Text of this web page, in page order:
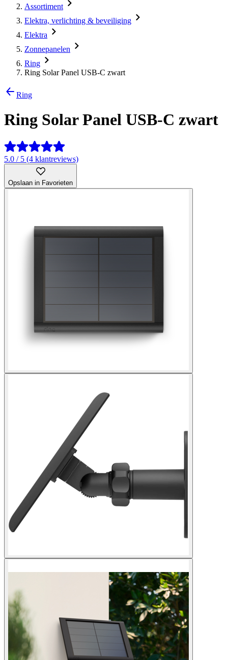
Assortiment
Elektra, verlichting & beveiliging
Elektra
Zonnepanelen
Ring
Ring Solar Panel USB-C zwart
Ring
Ring Solar Panel USB-C zwart
5.0 / 5 (4 klantreviews)
Opslaan in Favorieten